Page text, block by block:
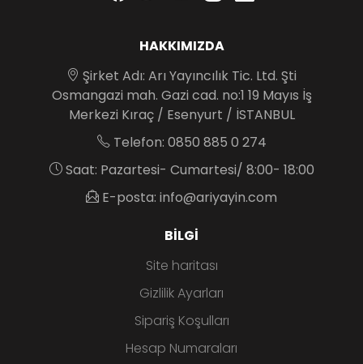
HAKKIMIZDA
Şirket Adı: Arı Yayıncılık Tic. Ltd. Şti
Osmangazi mah. Gazi cad. no:1 19 Mayıs İş
Merkezi Kıraç / Esenyurt / İSTANBUL
Telefon: 0850 885 0 274
Saat: Pazartesi- Cumartesi/ 8:00- 18:00
E-posta: info@ariyayin.com
BILGI
Site haritası
Gizlilik Ayarları
Sipariş Koşulları
Hesap Numaraları